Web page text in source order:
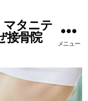
マタニテ
接骨院
メニュー